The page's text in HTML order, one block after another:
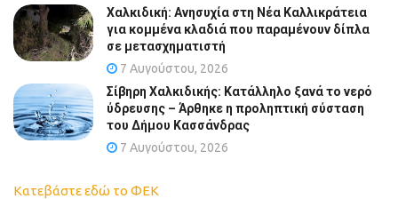
Χαλκιδική: Ανησυχία στη Νέα Καλλικράτεια
για κομμένα κλαδιά που παραμένουν δίπλα
σε μετασχηματιστή
7 Αυγούστου, 2026
Σίβηρη Χαλκιδικής: Κατάλληλο ξανά το νερό
ύδρευσης – Άρθηκε η προληπτική σύσταση
του Δήμου Κασσάνδρας
7 Αυγούστου, 2026
Κατεβάστε εδώ το ΦΕΚ